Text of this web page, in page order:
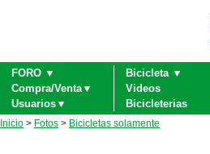
FORO ▼ Bicicleta ▼
Compra/Venta▼
Videos
Usuarios▼
Bicicleterias
Inicio > Fotos > Bicicletas solamente